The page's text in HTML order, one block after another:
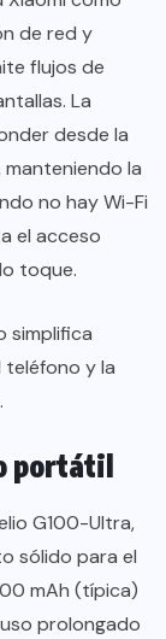
de red y
flujos de
La
desde la
la
no hay Wi-Fi
el acceso
toque.
simplifica
y la
portátil
G100-Ultra,
sólido para el
mAh (típica)
prolongado